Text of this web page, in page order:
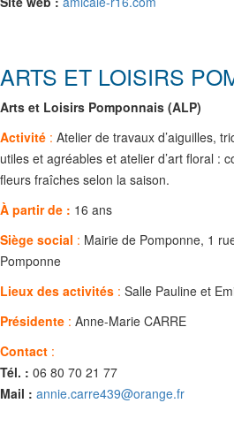
ARTS ET LOISIRS
Arts et Loisirs Pomponnais (ALP)
Activité : Atelier de travaux d’aiguilles,
utiles et agréables et atelier d’art floral :
fleurs fraîches selon la saison.
À partir de : 16 ans
Siège social : Mairie de Pomponne, 1
Pomponne
Lieux des activités : Salle Pauline et
Présidente : Anne-Marie CARRE
Contact :
Tél. : 06 80 70 21 77
Mail : annie.carre439@orange.fr